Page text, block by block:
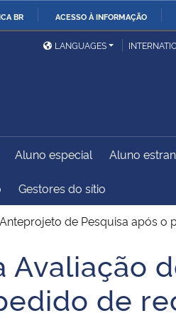
BR ACESSO À INFORMAÇÃO
Ministério das Relações
Exteriores
Controladoria-Geral da
União
LANGUAGES
Aluno especial Aluno
Gestores do sítio
de Pesquisa após o
de